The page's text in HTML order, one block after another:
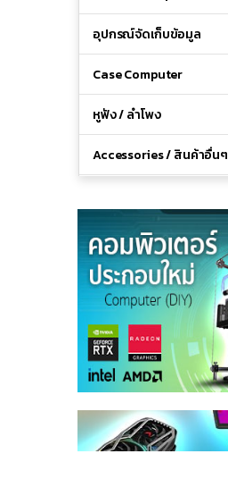
อุปกรณ์จัดเก็บข้อมูล
Case Computer
หูฟัง / ลำโพง
Accessories / สินค้าอื่นๆ